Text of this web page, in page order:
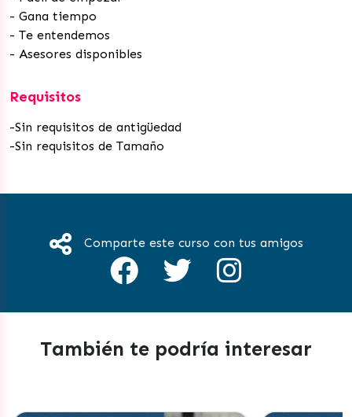
- Gana tiempo
- Te entendemos
- Asesores disponibles
Requisitos
-Sin requisitos de antigüedad
-Sin requisitos de Tamaño
Comparte este curso con tus amigos
También te podría interesar